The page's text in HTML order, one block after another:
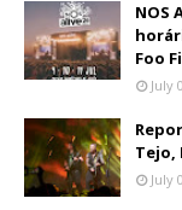
NOS
Foo
July
Tejo,
July